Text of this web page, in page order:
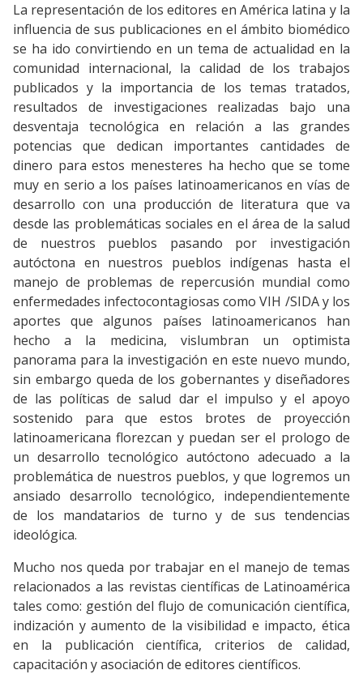
La representación de los editores en América latina y la
influencia de sus publicaciones en el ámbito biomédico
se ha ido convirtiendo en un tema de actualidad en la
comunidad internacional, la calidad de los trabajos
publicados y la importancia de los temas tratados,
resultados de investigaciones realizadas bajo una
desventaja tecnológica en relación a las grandes
potencias que dedican importantes cantidades de
dinero para estos menesteres ha hecho que se tome
muy en serio a los países latinoamericanos en vías de
desarrollo con una producción de literatura que va
desde las problemáticas sociales en el área de la salud
de nuestros pueblos pasando por investigación
autóctona en nuestros pueblos indígenas hasta el
manejo de problemas de repercusión mundial como
enfermedades infectocontagiosas como VIH /SIDA y los
aportes que algunos países latinoamericanos han
hecho a la medicina, vislumbran un optimista
panorama para la investigación en este nuevo mundo,
sin embargo queda de los gobernantes y diseñadores
de las políticas de salud dar el impulso y el apoyo
sostenido para que estos brotes de proyección
latinoamericana florezcan y puedan ser el prologo de
un desarrollo tecnológico autóctono adecuado a la
problemática de nuestros pueblos, y que logremos un
ansiado desarrollo tecnológico, independientemente
de los mandatarios de turno y de sus tendencias
ideológica.
Mucho nos queda por trabajar en el manejo de temas
relacionados a las revistas científicas de Latinoamérica
tales como: gestión del flujo de comunicación científica,
indización y aumento de la visibilidad e impacto, ética
en la publicación científica, criterios de calidad,
capacitación y asociación de editores científicos.